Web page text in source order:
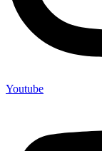
Youtube